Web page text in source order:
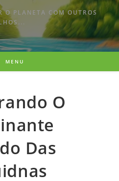
O PLANETA COM OUTROS
MENU
O
Das